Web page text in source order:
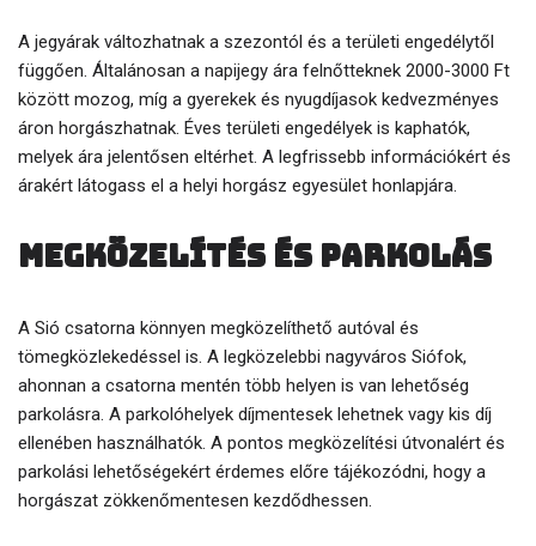
A jegyárak változhatnak a szezontól és a területi engedélytől
függően. Általánosan a napijegy ára felnőtteknek 2000-3000 Ft
között mozog, míg a gyerekek és nyugdíjasok kedvezményes
áron horgászhatnak. Éves területi engedélyek is kaphatók,
melyek ára jelentősen eltérhet. A legfrissebb információkért és
árakért látogass el a helyi horgász egyesület honlapjára.
Megközelítés és parkolás
A Sió csatorna könnyen megközelíthető autóval és
tömegközlekedéssel is. A legközelebbi nagyváros Siófok,
ahonnan a csatorna mentén több helyen is van lehetőség
parkolásra. A parkolóhelyek díjmentesek lehetnek vagy kis díj
ellenében használhatók. A pontos megközelítési útvonalért és
parkolási lehetőségekért érdemes előre tájékozódni, hogy a
horgászat zökkenőmentesen kezdődhessen.